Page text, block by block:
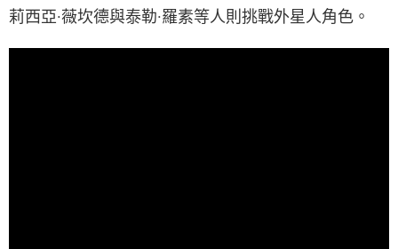
莉西亞·薇坎德與泰勒·羅素等人則挑戰外星人角色。